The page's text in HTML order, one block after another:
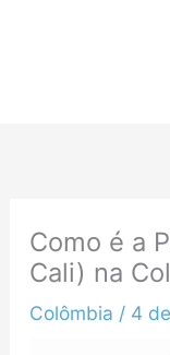
Como é a
Cali) na
Colômbia / 4